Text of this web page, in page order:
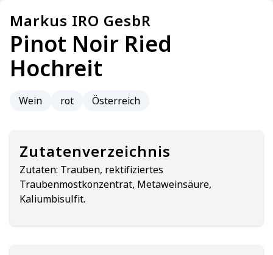
Markus IRO GesbR
Pinot Noir Ried
Hochreit
Wein rot Österreich
Zutatenverzeichnis
Zutaten: Trauben, rektifiziertes
Traubenmostkonzentrat, Metaweinsäure,
Kaliumbisulfit.